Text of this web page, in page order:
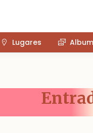
Lugares Album